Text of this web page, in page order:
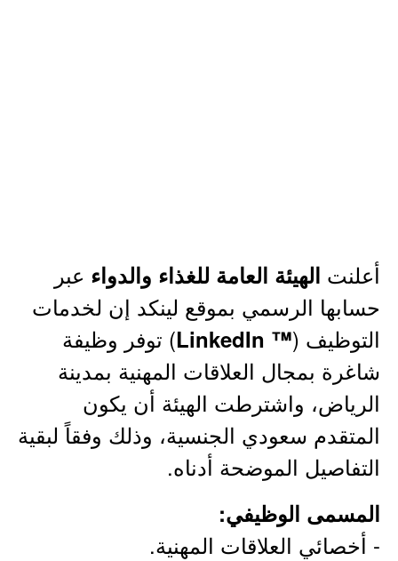
أعلنت الهيئة العامة للغذاء والدواء عبر
حسابها الرسمي بموقع لينكد إن لخدمات
التوظيف (™ LinkedIn
) توفر وظيفة
شاغرة بمجال العلاقات المهنية بمدينة
الرياض، واشترطت الهيئة أن يكون
المتقدم سعودي الجنسية، وذلك وفقاً لبقية
التفاصيل الموضحة أدناه.
المسمى الوظيفي:
- أخصائي العلاقات المهنية.